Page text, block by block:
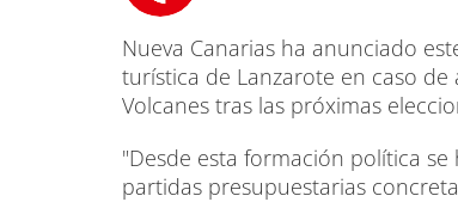
Nueva Canarias ha anunciado
turística de Lanzarote en caso
Volcanes tras las próximas
"Desde esta formación política
partidas presupuestarias